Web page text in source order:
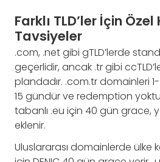
Farklı TLD’ler İçin
Tavsiyeler
.com, .net gibi gTLD’lerde
geçerlidir, ancak .tr gibi
plandadır. .com.tr domainleri
15 gündür ve redemption
tabanlı .eu için 40 gün grace,
eklenir.
Uluslararası domainlerde ülke